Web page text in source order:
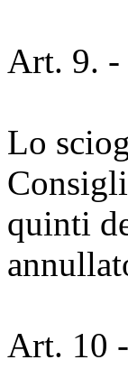
Art. 9. -
Lo
quinti
Art. 10